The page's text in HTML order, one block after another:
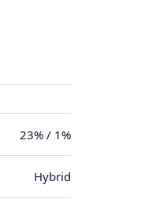
23% / 1%
Hybrid